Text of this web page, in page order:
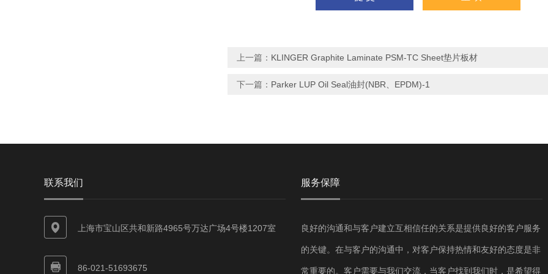
上一篇： KLINGER Graphite Laminate PSM-TC Sheet垫片板材
下一篇： Parker LUP Oil Seal油封(NBR、EPDM)-1
联系我们
上海市宝山区共和新路4965号万达广场4号楼1207室
86-021-51693675
服务保障
良好的沟通和与客户建立互相信任的关系是提供良好的客户服务
的关键。在与客户的沟通中，对客户保持热情和友好的态度是非
常重要的。客户需要与我们交流，当客户找到我们时，是希望得